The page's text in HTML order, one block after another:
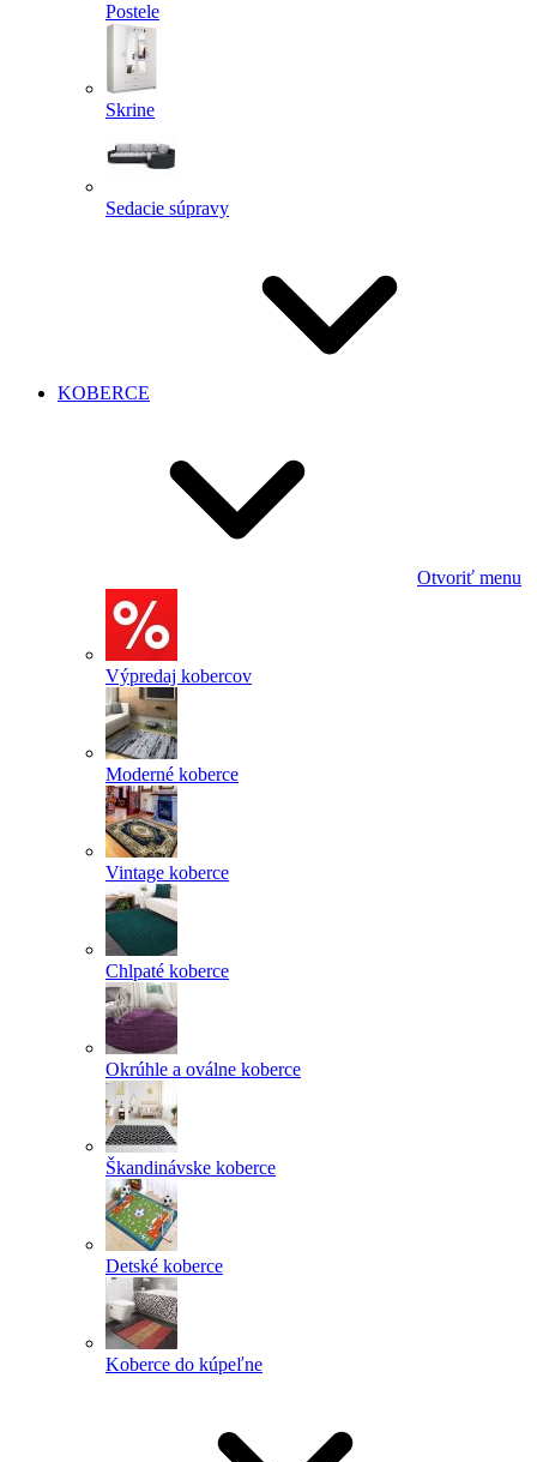
Postele
Skrine
Sedacie súpravy
KOBERCE
Otvoriť menu
Výpredaj kobercov
Moderné koberce
Vintage koberce
Chlpaté koberce
Okrúhle a oválne koberce
Škandinávske koberce
Detské koberce
Koberce do kúpeľne